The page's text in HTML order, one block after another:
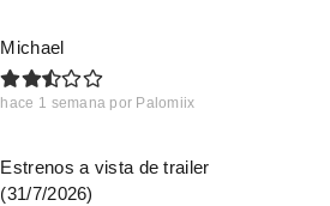
Michael
hace 1 semana por Palomiix
Estrenos a vista de trailer
(31/7/2026)